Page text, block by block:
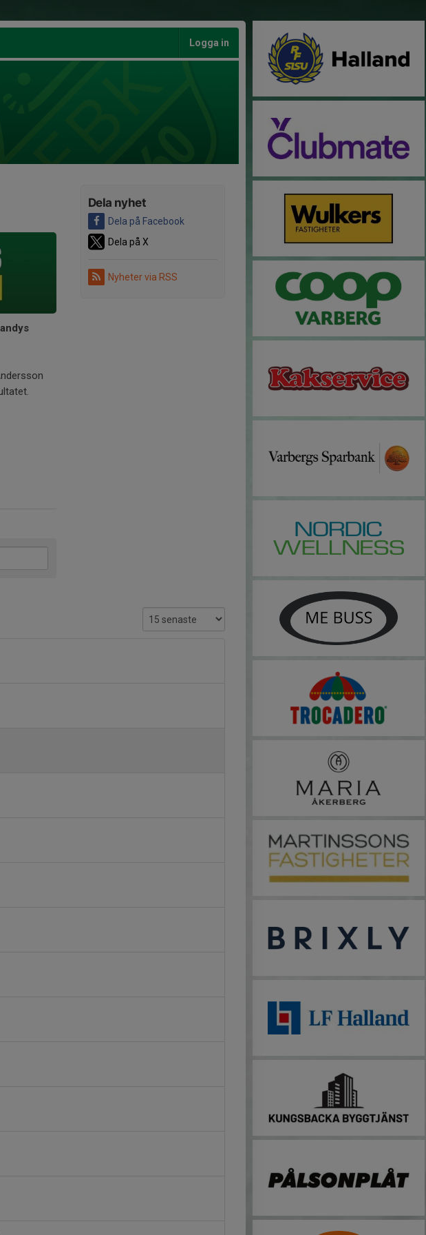
Logga in
Dela nyhet
Dela på Facebook
Dela på X
Nyheter via RSS